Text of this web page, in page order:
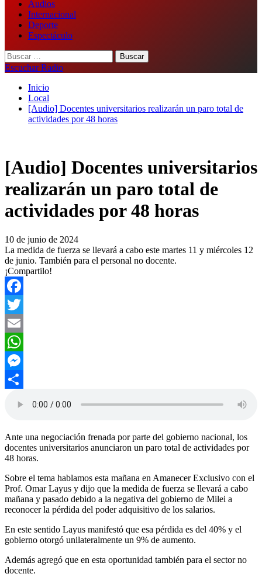
Audios
Internacional
Deporte
Espectáculo
Buscar:
Escuchar Radio
Inicio
Local
[Audio] Docentes universitarios realizarán un paro total de
actividades por 48 horas
[Audio] Docentes universitarios
realizarán un paro total de
actividades por 48 horas
10 de junio de 2024
La medida de fuerza se llevará a cabo este martes 11 y miércoles 12
de junio. También para el personal no docente.
¡Compartilo!
Facebook
Twitter
Email
WhatsApp
Messenger
Ante una negociación frenada por parte del gobierno nacional, los
docentes universitarios anunciaron un paro total de actividades por
48 horas.
Sobre el tema hablamos esta mañana en Amanecer Exclusivo con el
Prof. Omar Layus y dijo que la medida de fuerza se llevará a cabo
mañana y pasado debido a la negativa del gobierno de Milei a
reconocer la pérdida del poder adquisitivo de los salarios.
En este sentido Layus manifestó que esa pérdida es del 40% y el
gobierno otorgó unilateralmente un 9% de aumento.
Además agregó que en esta oportunidad también para el sector no
docente.